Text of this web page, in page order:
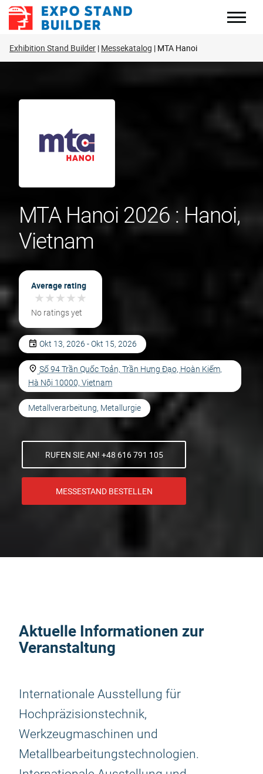
Zum
Inhalt
Exhibition Stand Builder Messekatalog MTA Hanoi
MTA Hanoi 2026 : Hanoi,
Vietnam
Average rating
★★★★★
★★★★★
No ratings yet
Okt 13, 2026 - Okt 15, 2026
Số 94 Trần Quốc Toản, Trần Hưng Đạo, Hoàn Kiếm,
Hà Nội 10000, Vietnam
Metallverarbeitung, Metallurgie
RUFEN SIE AN! +48 616 791 105
MESSESTAND BESTELLEN
Aktuelle Informationen zur
Veranstaltung
Internationale Ausstellung für
Hochpräzisionstechnik,
Werkzeugmaschinen und
Metallbearbeitungstechnologien.